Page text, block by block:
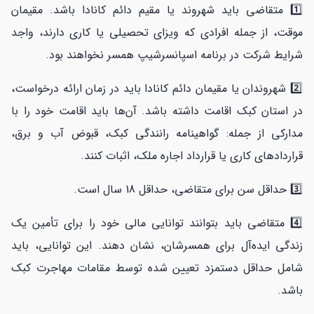
1️⃣ متقاضی باید شهروند یا مقیم دائم کانادا باشد. مقیمان
موقت، از جمله افرادی که ویزای تحصیلی یا کاری دارند، واجد
شرایط شرکت در برنامه اسپانسرشیپ همسر نخواهند بود.
2️⃣ شهروندان یا مقیمان دائم کانادا باید در زمان ارائه درخواست،
در استان کبک اقامت داشته باشد. آن‌ها باید اقامت خود را با
مدارکی از جمله: گواهینامه رانندگی کبک، قبوض آب و برق،
قراردادهای کاری یا قرارداد اجاره ملک، اثبات کنند.
3️⃣ حداقل سن برای متقاضی، حداقل 18 سال است.
4️⃣ متقاضی باید بتوانند توانایی مالی خود را برای تأمین یک
زندگی ایده‌آل برای همسرشان، نشان دهند. این توانایی، باید
شامل حداقل دستمزد تعیین شده توسط مقامات مهاجرت کبک
باشد.